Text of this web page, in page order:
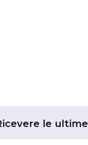
le